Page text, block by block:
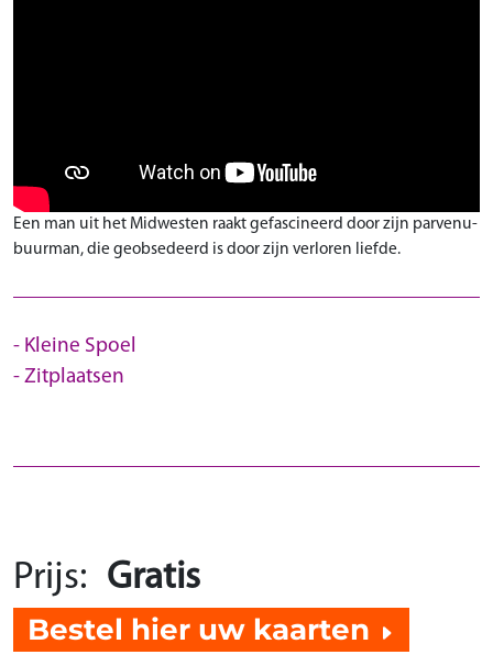
Een man uit het Midwesten raakt gefascineerd door zijn parvenu-
buurman, die geobsedeerd is door zijn verloren liefde.
Kleine Spoel
Zitplaatsen
Prijs: Gratis
Bestel hier uw kaarten